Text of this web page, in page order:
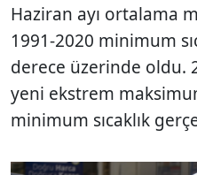
Haziran ayı ortalama
1991-2020 minimum
derece üzerinde oldu.
yeni ekstrem
minimum sıcaklık